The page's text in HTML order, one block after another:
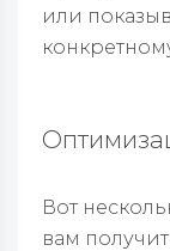
или
Вот
вам